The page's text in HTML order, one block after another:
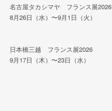
名古屋タカシマヤ フランス展2026
8月26日（水）〜9月1日（火）
日本橋三越 フランス展2026
9月17日（木）〜23日（水）